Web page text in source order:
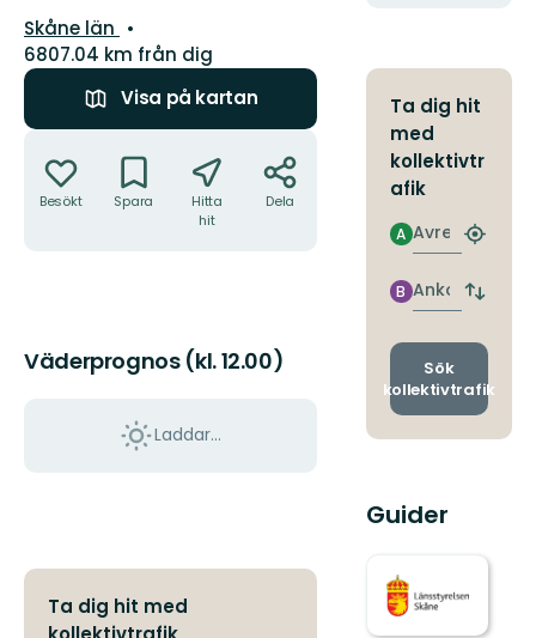
Län:
Skåne län
6807.04 km från dig
Visa på kartan
Besökt Spara
Hitta
hit
Dela
Väderprognos (kl. 12.00)
Laddar...
Ta dig hit med
Ta dig hit
med
kollektivtr
afik
Avresa
A
Hitta
Ankomst
B
Byt
och
Sök
kollektivtrafik
Guider